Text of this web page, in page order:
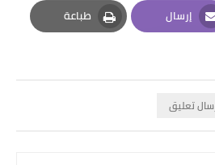
إرسال
Email
طباعة
Print
تعليق